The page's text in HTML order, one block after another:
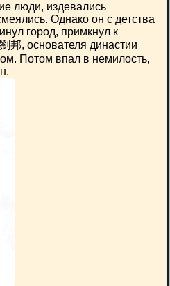
люди, издевались
Однако он с детства
город, примкнул к
邦, основателя династии
Потом впал в немилость,